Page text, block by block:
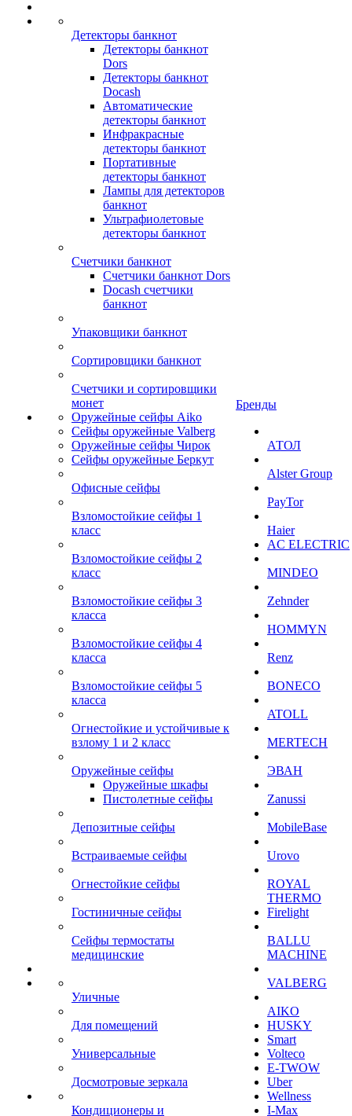
Детекторы банкнот
Детекторы банкнот
Dors
Детекторы банкнот
Docash
Автоматические
детекторы банкнот
Инфракрасные
детекторы банкнот
Портативные
детекторы банкнот
Лампы для детекторов
банкнот
Ультрафиолетовые
детекторы банкнот
Счетчики банкнот
Счетчики банкнот Dors
Docash счетчики
банкнот
Упаковщики банкнот
Сортировщики банкнот
Счетчики и сортировщики
монет
Оружейные сейфы Aiko
Сейфы оружейные Valberg
Оружейные сейфы Чирок
Сейфы оружейные Беркут
Офисные сейфы
Взломостойкие сейфы 1
класс
Взломостойкие сейфы 2
класс
Взломостойкие сейфы 3
класса
Взломостойкие сейфы 4
класса
Взломостойкие сейфы 5
класса
Огнестойкие и устойчивые к
взлому 1 и 2 класс
Оружейные сейфы
Оружейные шкафы
Пистолетные сейфы
Депозитные сейфы
Встраиваемые сейфы
Огнестойкие сейфы
Гостиничные сейфы
Сейфы термостаты
медицинские
Уличные
Для помещений
Универсальные
Досмотровые зеркала
Кондиционеры и
Бренды
АТОЛ
Alster Group
PayTor
Haier
AC ELECTRIC
MINDEO
Zehnder
HOMMYN
Renz
BONECO
ATOLL
MERTECH
ЭВАН
Zanussi
MobileBase
Urovo
ROYAL
THERMO
Firelight
BALLU
MACHINE
VALBERG
AIKO
HUSKY
Smart
Volteco
E-TWOW
Uber
Wellness
I-Max